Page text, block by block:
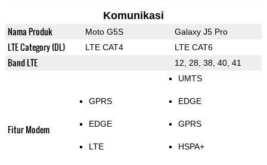
Komunikasi
Nama Produk Moto G5S Galaxy J5 Pro
LTE Category (DL) LTE CAT4 LTE CAT6
Band LTE 12, 28, 38, 40, 41
Fitur Modem
GPRS
EDGE
LTE
UMTS
EDGE
GPRS
HSPA+